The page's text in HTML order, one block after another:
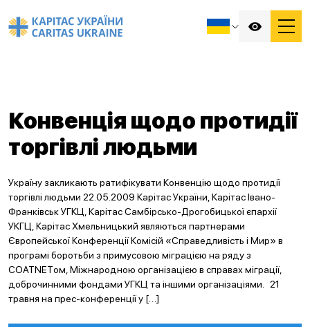
Конвенція щодо протидії
торгівлі людьми
Україну закликають ратифікувати Конвенцію щодо протидії
торгівлі людьми 22.05.2009 Карітас України, Карітас Івано-
Франківськ УГКЦ, Карітас Самбірсько-Дрогобицької єпархії
УКГЦ, Карітас Хмельницький являються партнерами
Європейської Конференції Комісій «Справедливість і Мир» в
програмі боротьби з примусовою міграцією на ряду з
СОATNETом, Міжнародною організацією в справах міграції,
доброчинними фондами УГКЦ та іншими організаціями. 21
травня на прес-конференції у […]